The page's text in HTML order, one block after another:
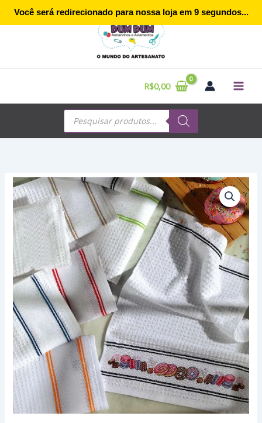
R$0,00
Pesquisar
produtos
Você será redirecionado para nossa loja em 9segundos...